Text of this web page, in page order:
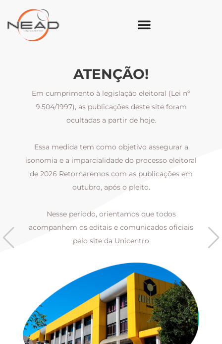
ATENÇÃO!
Em cumprimento à legislação eleitoral (Lei nº
9.504/1997), as publicações deste site foram
ocultadas a partir de hoje.
Essa medida tem como objetivo assegurar a
isonomia e a imparcialidade do processo eleitoral
de 2026 Retornaremos com as publicações em
outubro, após o pleito.
Nesse período, orientamos que todos
acompanhem os editais e comunicados oficiais
pelo site da Unicentro